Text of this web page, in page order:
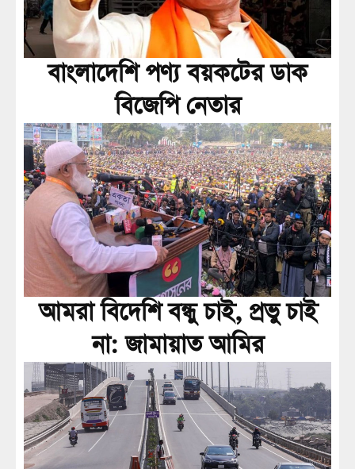
বাংলাদেশি পণ্য বয়কটের ডাক
বিজেপি নেতার
আমরা বিদেশি বন্ধু চাই, প্রভু চাই
না: জামায়াত আমির